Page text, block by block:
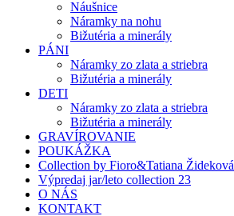
Náušnice
Náramky na nohu
Bižutéria a minerály
PÁNI
Náramky zo zlata a striebra
Bižutéria a minerály
DETI
Náramky zo zlata a striebra
Bižutéria a minerály
GRAVÍROVANIE
POUKÁŽKA
Collection by Fioro&Tatiana Žideková
Výpredaj jar/leto collection 23
O NÁS
KONTAKT